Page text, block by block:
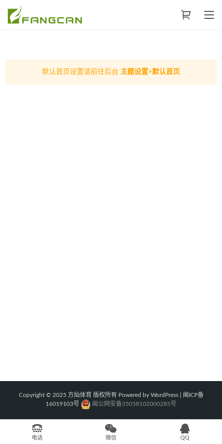
默认首页设置请前往后台 主题设置>默认首页
Copyright © 2025 方灿体育 版权所有 Powered by WordPress |
闽ICP备
16019103号
闽公网安备35058102000285号
电话 微信 QQ